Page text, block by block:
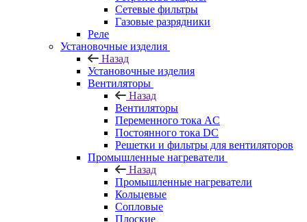
Сетевые фильтры
Газовые разрядники
Реле
Установочные изделия
Назад
Установочные изделия
Вентиляторы
Назад
Вентиляторы
Переменного тока AC
Постоянного тока DC
Решетки и фильтры для вентиляторов
Промышленные нагреватели
Назад
Промышленные нагреватели
Кольцевые
Сопловые
Плоские